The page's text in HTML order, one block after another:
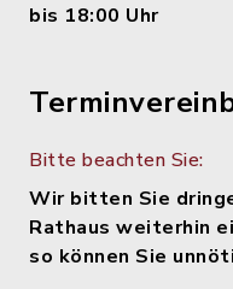
bis 18:00 Uhr
Bitte beachten Sie:
Wir bitten Sie
Rathaus weiterhin
so können Sie